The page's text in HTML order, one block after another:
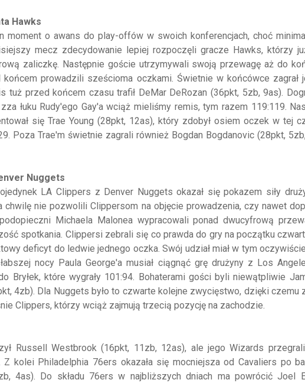
Hawks
moment o awans do play-offów w swoich konferencjach, choć
mecz zdecydowanie lepiej rozpoczęli gracze Hawks, którzy
zaliczkę. Następnie goście utrzymywali swoją przewagę aż do
prowadzili sześcioma oczkami. Świetnie w końcówce zagrał
tuż przed końcem czasu trafił DeMar DeRozan (36pkt, 5zb, 9as).
łuku Rudy'ego Gay'a wciąż mieliśmy remis, tym razem 119:119.
się Trae Young (28pkt, 12as), który zdobył osiem oczek w tej
Poza Trae'm świetnie zagrali również Bogdan Bogdanovic (28pkt,
Nuggets
LA Clippers z Denver Nuggets okazał się pokazem siły
chwilę nie pozwolili Clippersom na objęcie prowadzenia, czy nawet
Michaela Malonea wypracowali ponad dwucyfrową
spotkania. Clippersi zebrali się co prawda do gry na początku
deficyt do ledwie jednego oczka. Swój udział miał w tym
nocy Paula George'a musiał ciągnąć grę drużyny z Los
Bryłek, które wygrały 101:94. Bohaterami gości byli niewątpliwie
4zb). Dla Nuggets było to czwarte kolejne zwycięstwo, dzięki czemu
Clippers, którzy wciąż zajmują trzecią pozycję na zachodzie.
Russell Westbrook (16pkt, 11zb, 12as), ale jego Wizards
kolei Philadelphia 76ers okazała się mocniejsza od Cavaliers po
4as). Do składu 76ers w najbliższych dniach ma powrócić Joel